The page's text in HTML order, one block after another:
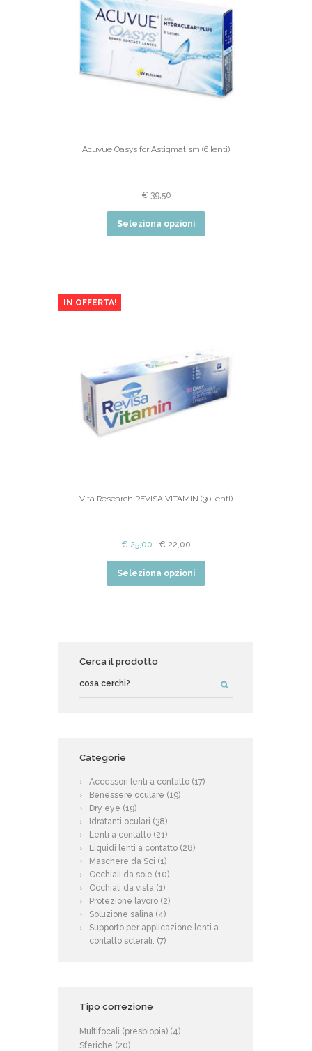
Acuvue Oasys for Astigmatism (6 lenti)
€ 39,50
Seleziona opzioni
IN OFFERTA!
Vita Research REVISA VITAMIN (30 lenti)
€25,00 € 22,00
Seleziona opzioni
Cerca il prodotto
Categorie
Accessori lenti a contatto (17)
Benessere oculare (19)
Dry eye (19)
Idratanti oculari (38)
Lenti a contatto (21)
Liquidi lenti a contatto (28)
Maschere da Sci (1)
Occhiali da sole (10)
Occhiali da vista (1)
Protezione lavoro (2)
Soluzione salina (4)
Supporto per applicazione lenti a
contatto sclerali. (7)
Tipo correzione
Multifocali (presbiopia) (4)
Sferiche (20)